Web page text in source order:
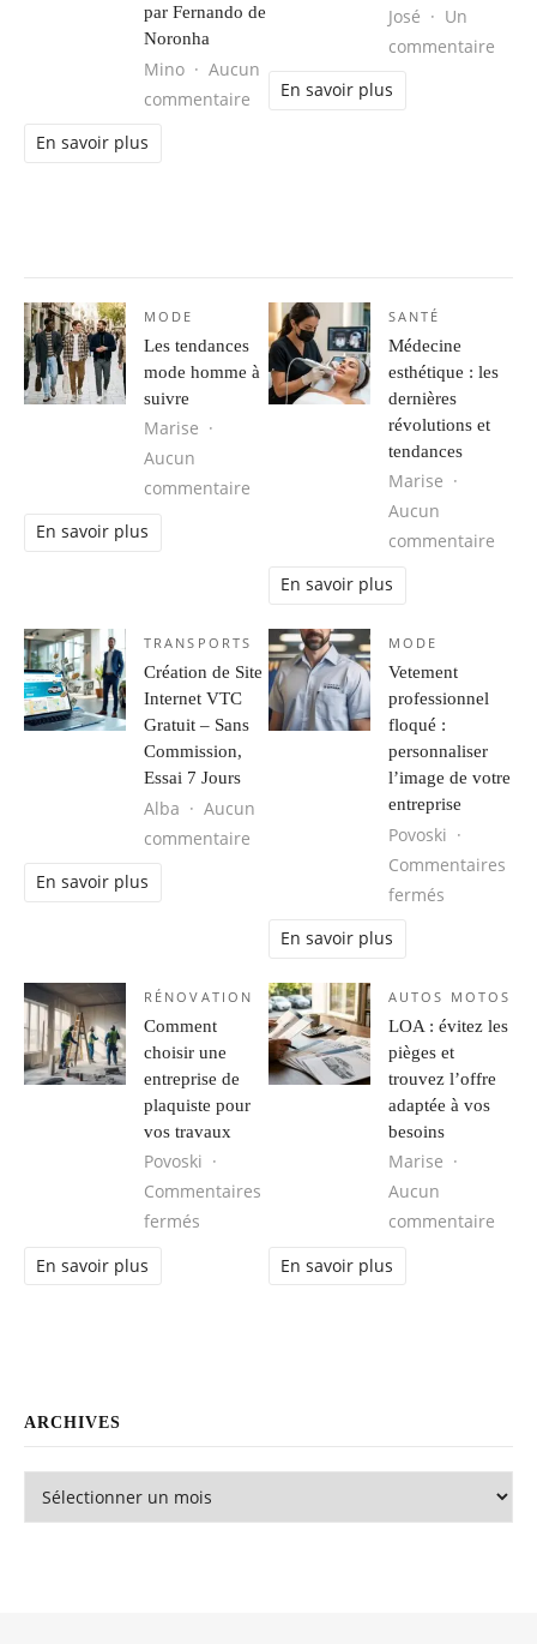
par Fernando de
Noronha
Mino
Aucun
commentaire sur Séjour d’aventure au Brésil :
En savoir plus
José
Un
commentaire
En savoir plus
MODE
Les tendances
mode homme à
suivre
Marise
Aucun
commentaire sur Les tendances mode homme à
En savoir plus
SANTÉ
Médecine
esthétique : les
dernières
révolutions et
tendances
Marise
Aucun
commentaire
En savoir plus
TRANSPORTS
Création de Site
Internet VTC
Gratuit – Sans
Commission,
Essai 7 Jours
Alba
Aucun
commentaire sur Création de Site Internet VTC
En savoir plus
MODE
Vetement
professionnel
floqué :
personnaliser
l’image de votre
entreprise
Povoski
Commentaires
fermés
En savoir plus
RÉNOVATION
Comment
choisir une
entreprise de
plaquiste pour
vos travaux
Povoski
Commentaires
fermés sur Comment choisir une entreprise de
En savoir plus
AUTOS MOTOS
LOA : évitez les
pièges et
trouvez l’offre
adaptée à vos
besoins
Marise
Aucun
commentaire
En savoir plus
ARCHIVES
Archives